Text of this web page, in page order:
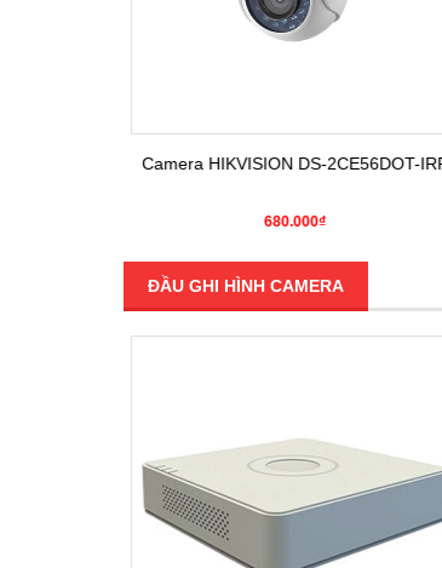
Camera HIKVISION DS-2CE56DOT-IRP
680.000₫
ĐẦU GHI HÌNH CAMERA